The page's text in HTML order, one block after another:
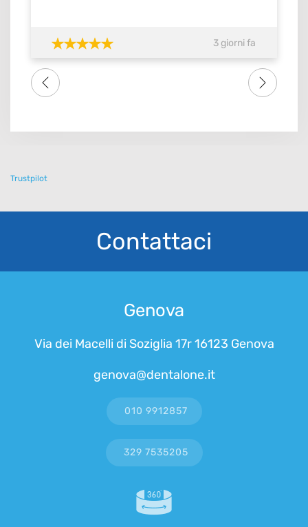
3 giorni fa
massimo del voto SI meritebbe anche 10.
one . Grazie di tutto a tutto lo staff
Trustpilot
Contattaci
Genova
Via dei Macelli di Soziglia 17r 16123 Genova
genova@dentalone.it
010 9912857
329 7535205